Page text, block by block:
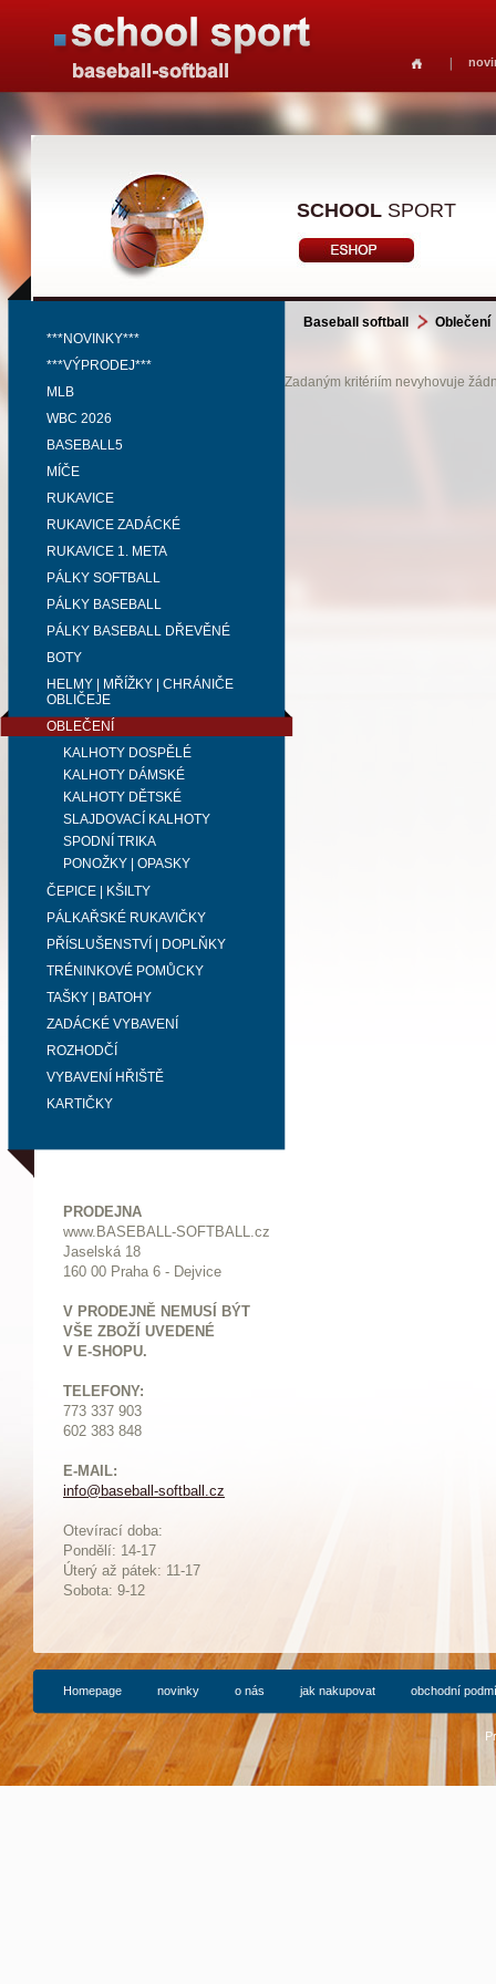
SCHOOL SPORT
***NOVINKY***
***VÝPRODEJ***
MLB
WBC 2026
BASEBALL5
MÍČE
RUKAVICE
RUKAVICE ZADÁCKÉ
RUKAVICE 1. META
PÁLKY SOFTBALL
PÁLKY BASEBALL
PÁLKY BASEBALL DŘEVĚNÉ
BOTY
HELMY | MŘÍŽKY | CHRÁNIČE
OBLIČEJE
OBLEČENÍ
KALHOTY DOSPĚLÉ
KALHOTY DÁMSKÉ
KALHOTY DĚTSKÉ
SLAJDOVACÍ KALHOTY
SPODNÍ TRIKA
PONOŽKY | OPASKY
ČEPICE | KŠILTY
PÁLKAŘSKÉ RUKAVIČKY
PŘÍSLUŠENSTVÍ | DOPLŇKY
TRÉNINKOVÉ POMŮCKY
TAŠKY | BATOHY
ZADÁCKÉ VYBAVENÍ
ROZHODČÍ
VYBAVENÍ HŘIŠTĚ
KARTIČKY
PRODEJNA
www.BASEBALL-SOFTBALL.cz
Jaselská 18
160 00 Praha 6 - Dejvice
V PRODEJNĚ NEMUSÍ BÝT
VŠE ZBOŽÍ UVEDENÉ
V E-SHOPU.
TELEFONY:
773 337 903
602 383 848
E-MAIL:
info@baseball-softball.cz
Otevírací doba:
Pondělí: 14-17
Úterý až pátek: 11-17
Sobota: 9-12
Baseball softball Oblečení
Zadaným kritériím nevyhovuje
Homepage novinky o nás jak nakupovat obchodní